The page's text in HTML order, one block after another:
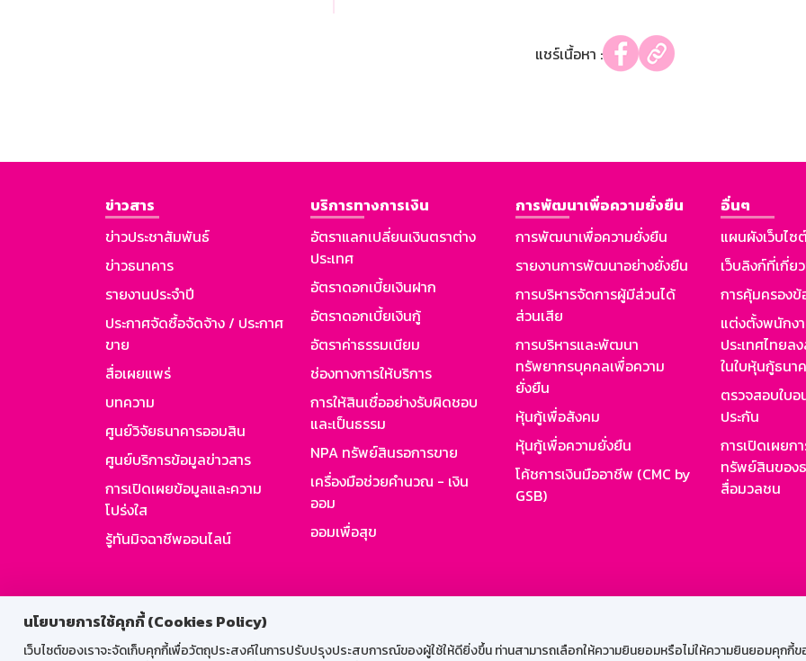
นโยบายการใช้คุกกี้ (Cookies Policy)
เว็บไซต์ของเราจะจัดเก็บคุกกี้เพื่อวัตถุประสงค์ในการปรับปรุงประสบการณ์ของผู้ใช้ให้ดียิ่งขึ้น ท่านสามารถเลือกให้ความยินยอมหรือไม่ให้ความยินยอมคุกกี้ข
แชร์เนื้อหา :
ข่าวสาร
ข่าวประชาสัมพันธ์
ข่าวธนาคาร
รายงานประจำปี
ประกาศจัดซื้อจัดจ้าง / ประกาศ
ขาย
สื่อเผยแพร่
บทความ
ศูนย์วิจัยธนาคารออมสิน
ศูนย์บริการข้อมูลข่าวสาร
การเปิดเผยข้อมูลและความ
โปร่งใส
รู้ทันมิจฉาชีพออนไลน์
บริการทางการเงิน
อัตราแลกเปลี่ยนเงินตราต่าง
ประเทศ
อัตราดอกเบี้ยเงินฝาก
อัตราดอกเบี้ยเงินกู้
อัตราค่าธรรมเนียม
ช่องทางการให้บริการ
การให้สินเชื่ออย่างรับผิดชอบ
และเป็นธรรม
NPA ทรัพย์สินรอการขาย
เครื่องมือช่วยคำนวณ - เงิน
ออม
ออมเพื่อสุข
การพัฒนาเพื่อความยั่งยืน
การพัฒนาเพื่อความยั่งยืน
รายงานการพัฒนาอย่างยั่งยืน
การบริหารจัดการผู้มีส่วนได้
ส่วนเสีย
การบริหารและพัฒนา
ทรัพยากรบุคคลเพื่อความ
ยั่งยืน
หุ้นกู้เพื่อสังคม
หุ้นกู้เพื่อความยั่งยืน
โค้ชการเงินมืออาชีพ (CMC by
GSB)
อื่นๆ
แผนผังเว็บไซ
เว็บลิงก์ที่เกี่ย
การคุ้มครอง
แต่งตั้งพนักง
ประเทศไทยล
ในใบหุ้นกู้ธนา
ตรวจสอบใบ
ประกัน
การเปิดเผยก
ทรัพย์สินของ
สื่อมวลชน